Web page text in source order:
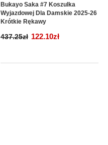
Bukayo Saka #7 Koszulka
Wyjazdowej Dla Damskie 2025-26
Krótkie Rękawy
437.25zł 122.10zł